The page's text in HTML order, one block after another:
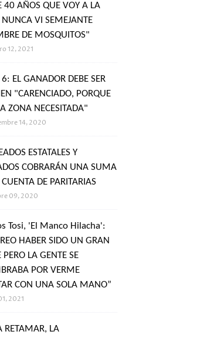
40 AÑOS QUE VOY A LA
NUNCA VI SEMEJANTE
DE MOSQUITOS"
12, 2021
EL GANADOR DEBE SER
"CARENCIADO, PORQUE
ZONA NECESITADA"
14, 2020
ESTATALES Y
COBRARÁN UNA SUMA
CUENTA DE PARITARIAS
09, 2020
Tosi, 'El Manco Hilacha':
HABER SIDO UN GRAN
PERO LA GENTE SE
POR VERME
CON UNA SOLA MANO”
2021
RETAMAR, LA